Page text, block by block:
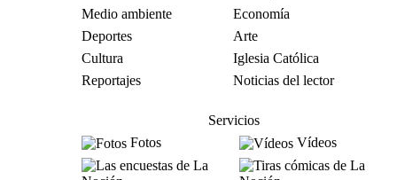
Medio ambiente
Economía
Deportes
Arte
Cultura
Iglesia Católica
Reportajes
Noticias del lector
Servicios
Fotos
Vídeos